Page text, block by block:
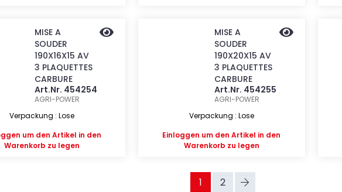
MISE A
SOUDER
190X16X15 AV
3 PLAQUETTES
CARBURE
Art.Nr. 454254
AGRI-POWER
Verpackung : Lose
um den Artikel in den
Warenkorb zu legen
MISE A
SOUDER
190X20X15 AV
3 PLAQUETTES
CARBURE
Art.Nr. 454255
AGRI-POWER
Verpackung : Lose
Einloggen um den Artikel in den
Warenkorb zu legen
1 2